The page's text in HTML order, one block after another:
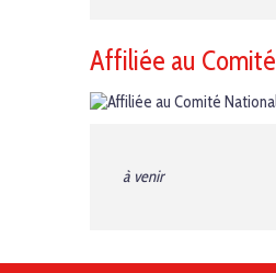
Affiliée au
à venir